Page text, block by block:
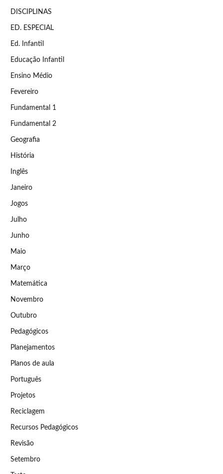
DISCIPLINAS
ED. ESPECIAL
Ed. Infantil
Educação Infantil
Ensino Médio
Fevereiro
Fundamental 1
Fundamental 2
Geografia
História
Inglês
Janeiro
Jogos
Julho
Junho
Maio
Março
Matemática
Novembro
Outubro
Pedagógicos
Planejamentos
Planos de aula
Português
Projetos
Reciclagem
Recursos Pedagógicos
Revisão
Setembro